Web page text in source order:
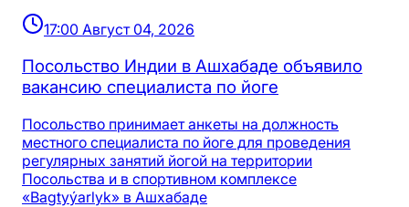
17:00 Август 04, 2026
Посольство Индии в Ашхабаде объявило
вакансию специалиста по йоге
Посольство принимает анкеты на должность
местного специалиста по йоге для проведения
регулярных занятий йогой на территории
Посольства и в спортивном комплексе
«Bagtyýarlyk» в Ашхабаде